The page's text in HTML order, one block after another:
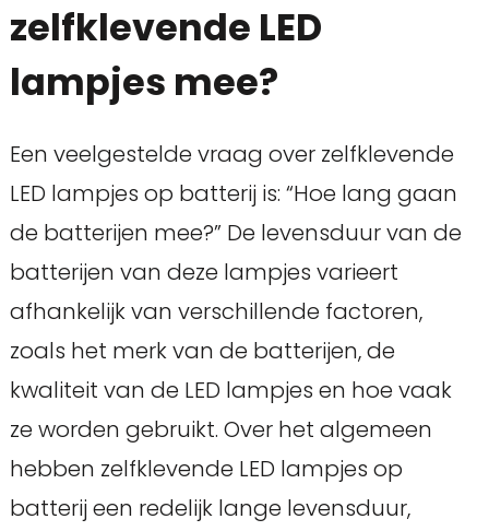
zelfklevende LED
lampjes mee?
Een veelgestelde vraag over zelfklevende
LED lampjes op batterij is: “Hoe lang gaan
de batterijen mee?” De levensduur van de
batterijen van deze lampjes varieert
afhankelijk van verschillende factoren,
zoals het merk van de batterijen, de
kwaliteit van de LED lampjes en hoe vaak
ze worden gebruikt. Over het algemeen
hebben zelfklevende LED lampjes op
batterij een redelijk lange levensduur,